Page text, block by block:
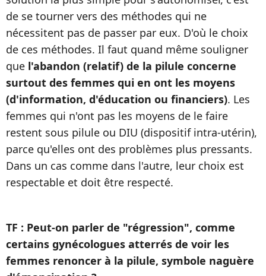
de se tourner vers des méthodes qui ne
nécessitent pas de passer par eux. D'où le choix
de ces méthodes. Il faut quand même souligner
que l'abandon (relatif) de la pilule concerne
surtout des femmes qui en ont les moyens
(d'information, d'éducation ou financiers). Les
femmes qui n'ont pas les moyens de le faire
restent sous pilule ou DIU (dispositif intra-utérin),
parce qu'elles ont des problèmes plus pressants.
Dans un cas comme dans l'autre, leur choix est
respectable et doit être respecté.
TF : Peut-on parler de "régression", comme
certains gynécologues atterrés de voir les
femmes renoncer à la pilule, symbole naguère